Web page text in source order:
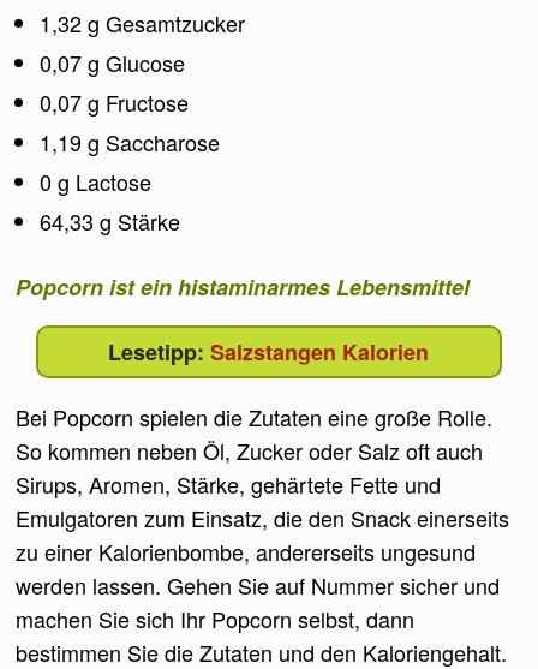
1,32 g Gesamtzucker
0,07 g Glucose
0,07 g Fructose
1,19 g Saccharose
0 g Lactose
64,33 g Stärke
Popcorn ist ein histaminarmes Lebensmittel
Salzstangen Kalorien
Bei Popcorn spielen die Zutaten eine große Rolle.
So kommen neben Öl, Zucker oder Salz oft auch
Sirups, Aromen, Stärke, gehärtete Fette und
Emulgatoren zum Einsatz, die den Snack einerseits
zu einer Kalorienbombe, andererseits ungesund
werden lassen. Gehen Sie auf Nummer sicher und
machen Sie sich Ihr Popcorn selbst, dann
bestimmen Sie die Zutaten und den Kaloriengehalt.